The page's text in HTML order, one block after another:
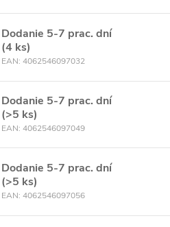
Dodanie 5-7 prac. dní
(4 ks)
EAN: 4062546097032
Dodanie 5-7 prac. dní
(>5 ks)
EAN: 4062546097049
Dodanie 5-7 prac. dní
(>5 ks)
EAN: 4062546097056